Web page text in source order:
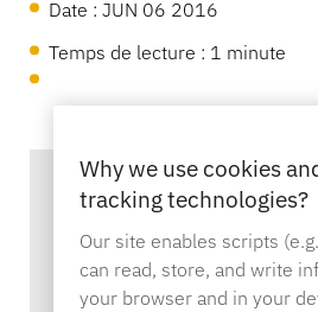
Protection des actifs
Point de vente
Hypermarché et épicerie
EcosystèmeOneKEY
SerruresLIVE
MagStand
Zips
Sécurité des étalages de
Durabilité
Carrières à InVue
Guides d'instruction
Date : JUN 06 2016
Temps de lecture : 1 minute
Why we use cookies
tracking technologies?
Our site enables scripts
can read, store, and write
your browser and in your